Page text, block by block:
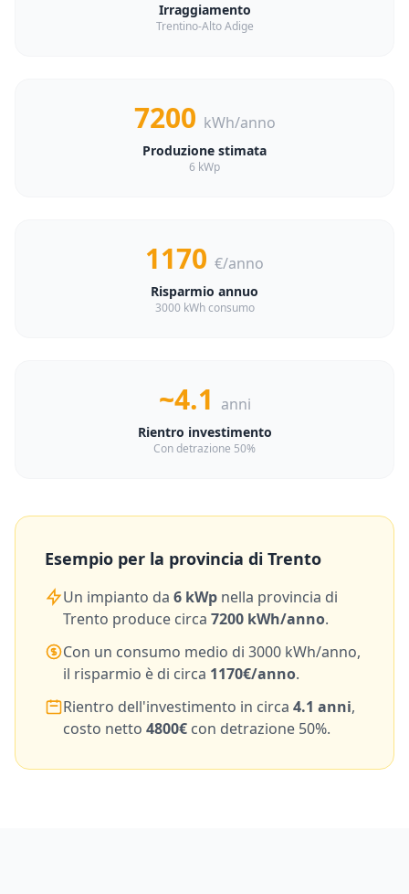
Irraggiamento
Trentino-Alto Adige
7200 kWh/anno
Produzione stimata
6 kWp
1170 €/anno
Risparmio annuo
3000 kWh consumo
~4.1 anni
Rientro investimento
Con detrazione 50%
Esempio per la provincia di Trento
Un impianto da 6 kWp nella provincia di
Trento produce circa 7200 kWh/anno.
Con un consumo medio di 3000 kWh/anno,
il risparmio è di circa 1170€/anno.
Rientro dell'investimento in circa 4.1 anni,
costo netto 4800€ con detrazione 50%.